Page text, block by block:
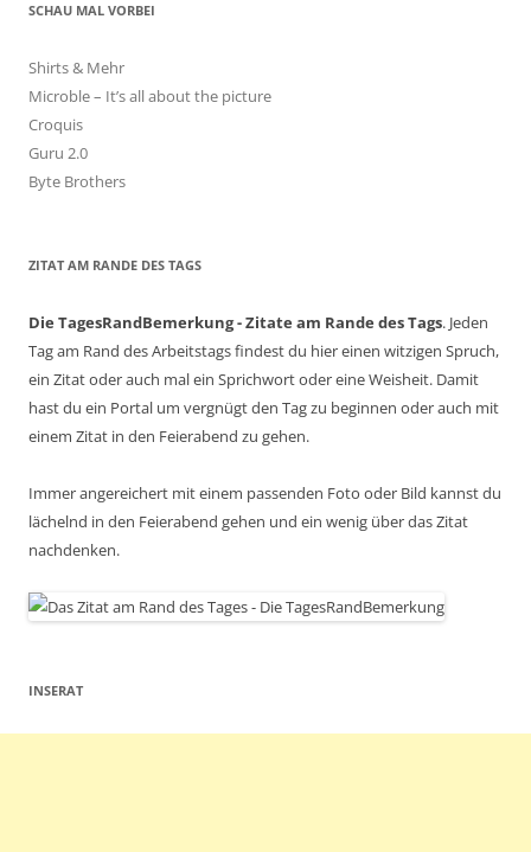
SCHAU MAL VORBEI
Shirts & Mehr
Microble – It’s all about the picture
Croquis
Guru 2.0
Byte Brothers
ZITAT AM RANDE DES TAGS
Die TagesRandBemerkung - Zitate am Rande des Tags. Jeden
Tag am Rand des Arbeitstags findest du hier einen witzigen Spruch,
ein Zitat oder auch mal ein Sprichwort oder eine Weisheit. Damit
hast du ein Portal um vergnügt den Tag zu beginnen oder auch mit
einem Zitat in den Feierabend zu gehen.
Immer angereichert mit einem passenden Foto oder Bild kannst du
lächelnd in den Feierabend gehen und ein wenig über das Zitat
nachdenken.
INSERAT